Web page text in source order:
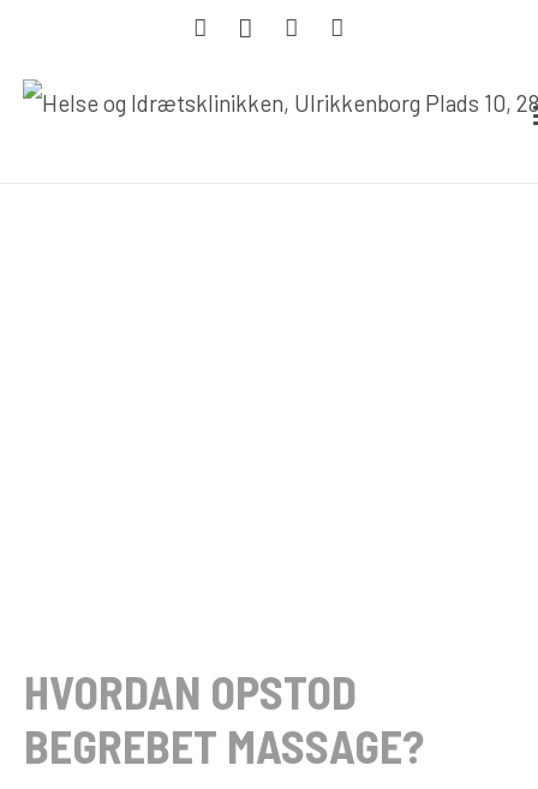
HVORDAN OPSTOD
BEGREBET MASSAGE?